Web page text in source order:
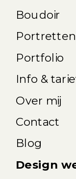
Design
Blog
Contact
Over mij
Info &
Portfolio
Boudoir